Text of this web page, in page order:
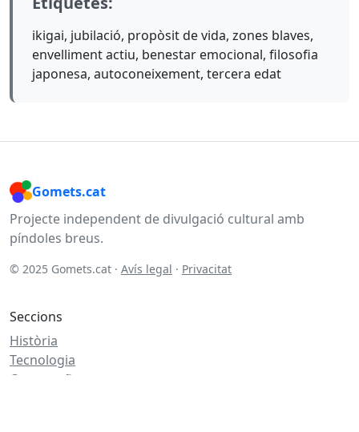
ikigai, jubilació, propòsit de vida, zones blaves,
envelliment actiu, benestar emocional, filosofia
japonesa, autoconeixement, tercera edat
Gomets.cat
Projecte independent de divulgació cultural amb
píndoles breus.
© 2025 Gomets.cat · Avís legal · Privacitat
Seccions
Història
Tecnologia
Cartografia